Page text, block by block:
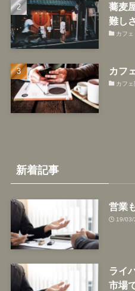
蕎麦
難し
カフ
カフ
カフ
新着記事
営業
19/03/
ライ
市場